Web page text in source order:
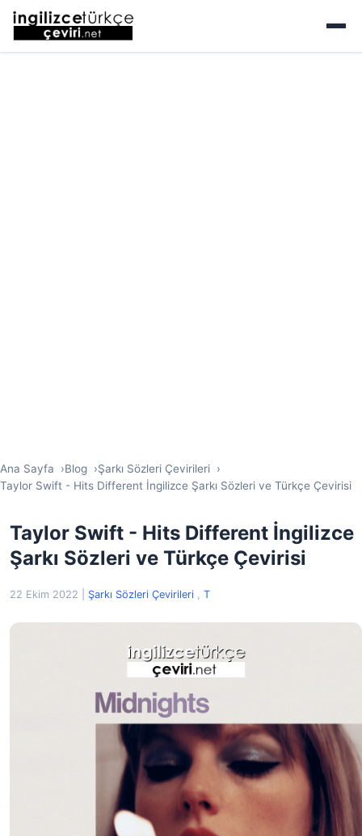
Ana Sayfa Blog
Şarkı Sözleri Çevirileri
Taylor Swift - Hits Different İngilizce Şarkı Sözleri ve Türkçe Çevirisi
Taylor Swift - Hits Different İngilizce
Şarkı Sözleri ve Türkçe Çevirisi
22 Ekim 2022 Şarkı Sözleri Çevirileri , T